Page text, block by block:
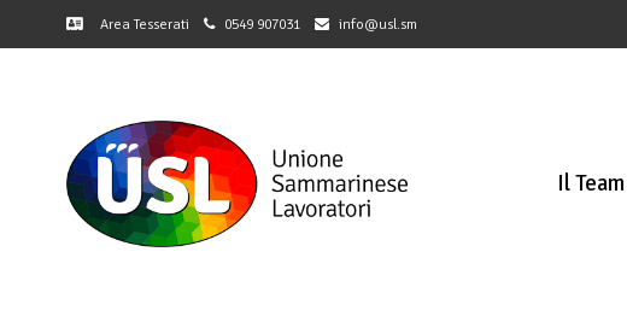
Area Tesserati 0549 907031 info@usl.sm
Il Team